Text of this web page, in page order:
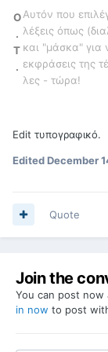
O
.
T
.
Αυτόν που
λέξεις όπως
και "μάσκα" για
εκφράσεις της
λες - τώρα!
Edit τυπογραφικό.
EditedDecember
Quote
Join the
You can post now
in now to post